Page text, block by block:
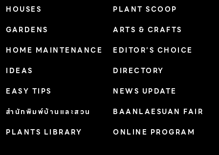
HOUSES
GARDENS
HOME MAINTENANCE
IDEAS
EASY TIPS
สำนักพิมพ์บ้านและสวน
PLANTS LIBRARY
PLANT SCOOP
ARTS & CRAFTS
EDITOR’S CHOICE
DIRECTORY
NEWS UPDATE
BAANLAESUAN FAIR
ONLINE PROGRAM